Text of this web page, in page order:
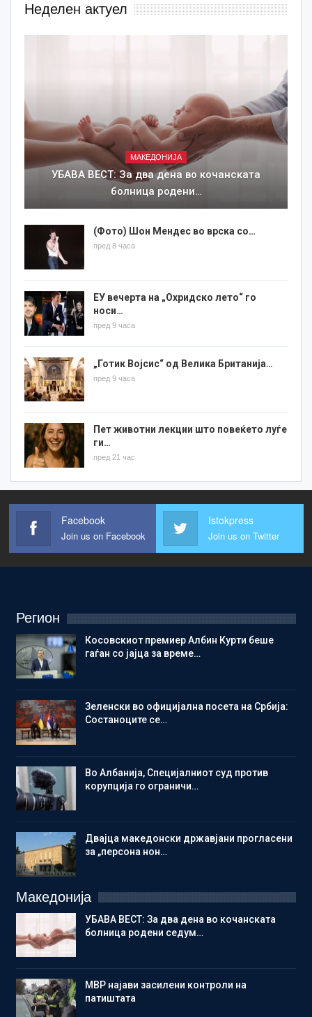
Неделен актуел
МАКЕДОНИЈА
УБАВА ВЕСТ: За два дена во кочанската
болница родени…
(Фото) Шон Мендес во врска со…
пред 8 часа
ЕУ вечерта на „Охридско лето“ го
носи…
пред 9 часа
„Готик Војсис“ од Велика Британија…
пред 9 часа
Пет животни лекции што повеќето луѓе
ги…
пред 21 час
Facebook
Join us on Facebook
Istokpress
Join us on Twitter
Регион
Косовскиот премиер Албин Курти беше
гаѓан со јајца за време…
Зеленски во официјална посета на Србија:
Состаноците се…
Во Албанија, Специјалниот суд против
корупција го ограничи…
Двајца македонски државјани прогласени
за „персона нон…
Македонија
УБАВА ВЕСТ: За два дена во кочанската
болница родени седум…
МВР најави засилени контроли на
патиштата